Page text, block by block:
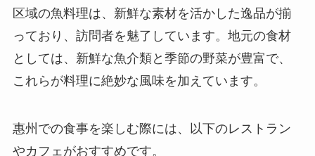
っており、訪問者を魅了しています。地元の食材
としては、新鮮な魚介類と季節の野菜が豊富で、
これらが料理に絶妙な風味を加えています。
やカフェがおすすめです。